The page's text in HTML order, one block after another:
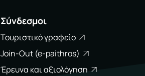
Σύνδεσμοι
Τουριστικό γραφείο
Join-Out (e-paithros)
Έρευνα και αξιολόγηση